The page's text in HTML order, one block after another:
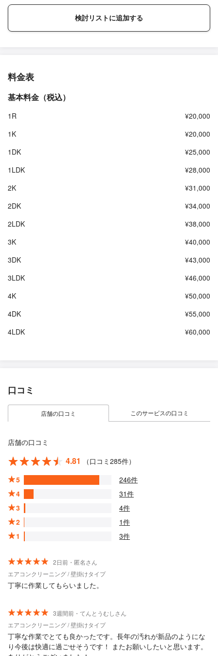
検討リストに追加する
料金表
基本料金（税込）
1R
¥20,000
1K
¥20,000
1DK
¥25,000
1LDK
¥28,000
2K
¥31,000
2DK
¥34,000
2LDK
¥38,000
3K
¥40,000
3DK
¥43,000
3LDK
¥46,000
4K
¥50,000
4DK
¥55,000
4LDK
¥60,000
口コミ
店舗の口コミ このサービスの口コミ
店舗の口コミ
4.81
（口コミ285件）
5
246件
4
31件
3
4件
2
1件
1
3件
2日前・匿名さん
エアコンクリーニング / 壁掛けタイプ
丁寧に作業してもらいました。
3週間前・てんとうむしさん
エアコンクリーニング / 壁掛けタイプ
丁寧な作業でとても良かったです。長年の汚れが新品のようにな
り今後は快適に過ごせそうです！ またお願いしたいと思います。